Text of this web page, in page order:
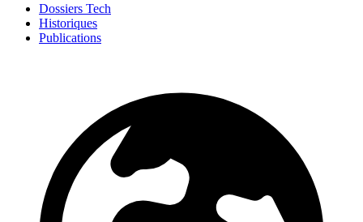
Dossiers Tech
Historiques
Publications